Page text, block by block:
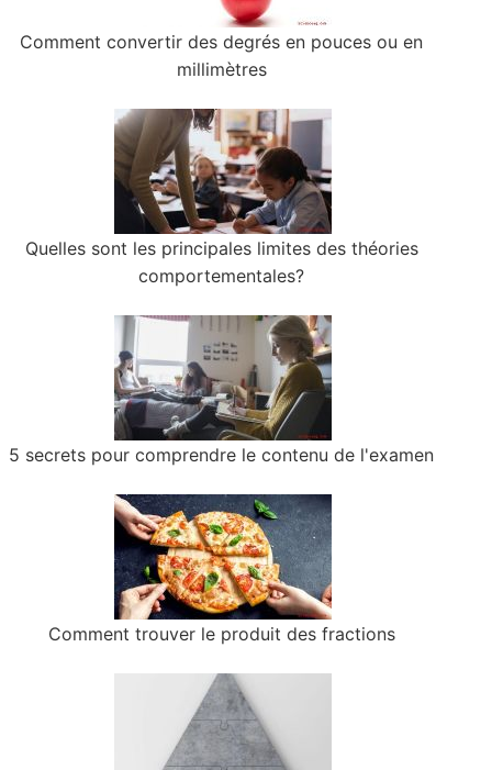
Comment convertir des degrés en pouces ou en
millimètres
Quelles sont les principales limites des théories
comportementales?
5 secrets pour comprendre le contenu de l'examen
Comment trouver le produit des fractions